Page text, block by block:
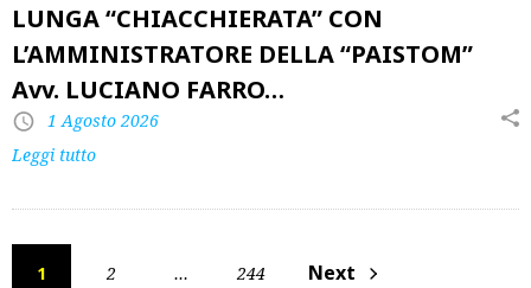
LUNGA “CHIACCHIERATA” CON
L’AMMINISTRATORE DELLA “PAISTOM”
Avv. LUCIANO FARRO…
1 Agosto 2026
Leggi tutto
Paginazione
1 2 … 244 Next